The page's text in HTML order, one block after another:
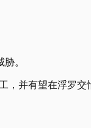
。
，并有望在浮罗交